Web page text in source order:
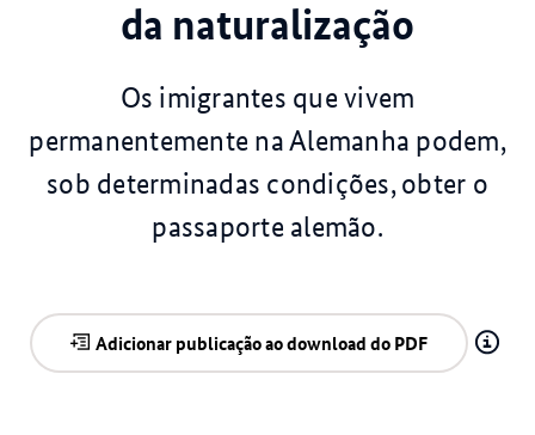
da naturalização
Os imigrantes que vivem
permanentemente na Alemanha podem,
sob determinadas condições, obter o
passaporte alemão.
Adicionar publicação ao download do PDF